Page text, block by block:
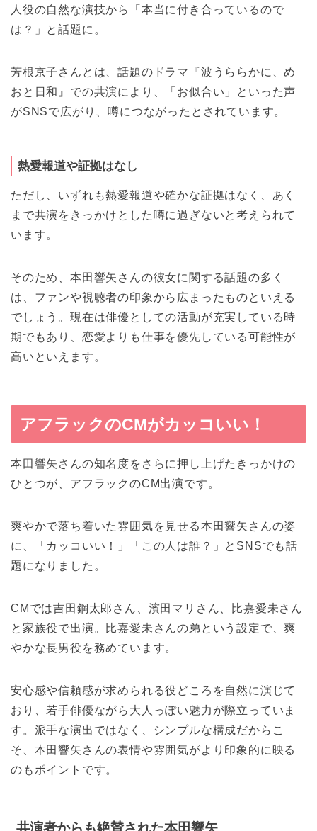
人役の自然な演技から「本当に付き合っているので
は？」と話題に。
芳根京子さんとは、話題のドラマ『波うららかに、め
おと日和』での共演により、「お似合い」といった声
がSNSで広がり、噂につながったとされています。
熱愛報道や証拠はなし
ただし、いずれも熱愛報道や確かな証拠はなく、あく
まで共演をきっかけとした噂に過ぎないと考えられて
います。
そのため、本田響矢さんの彼女に関する話題の多く
は、ファンや視聴者の印象から広まったものといえる
でしょう。現在は俳優としての活動が充実している時
期でもあり、恋愛よりも仕事を優先している可能性が
高いといえます。
アフラックのCMがカッコいい！
本田響矢さんの知名度をさらに押し上げたきっかけの
ひとつが、アフラックのCM出演です。
爽やかで落ち着いた雰囲気を見せる本田響矢さんの姿
に、「カッコいい！」「この人は誰？」とSNSでも話
題になりました。
CMでは吉田鋼太郎さん、濱田マリさん、比嘉愛未さん
と家族役で出演。比嘉愛未さんの弟という設定で、爽
やかな長男役を務めています。
安心感や信頼感が求められる役どころを自然に演じて
おり、若手俳優ながら大人っぽい魅力が際立っていま
す。派手な演出ではなく、シンプルな構成だからこ
そ、本田響矢さんの表情や雰囲気がより印象的に映る
のもポイントです。
共演者からも絶賛された本田響矢